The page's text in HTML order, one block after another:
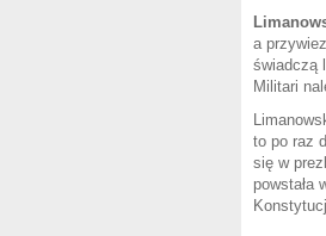
a
świadczą
Militari
to po raz
się w
powstała